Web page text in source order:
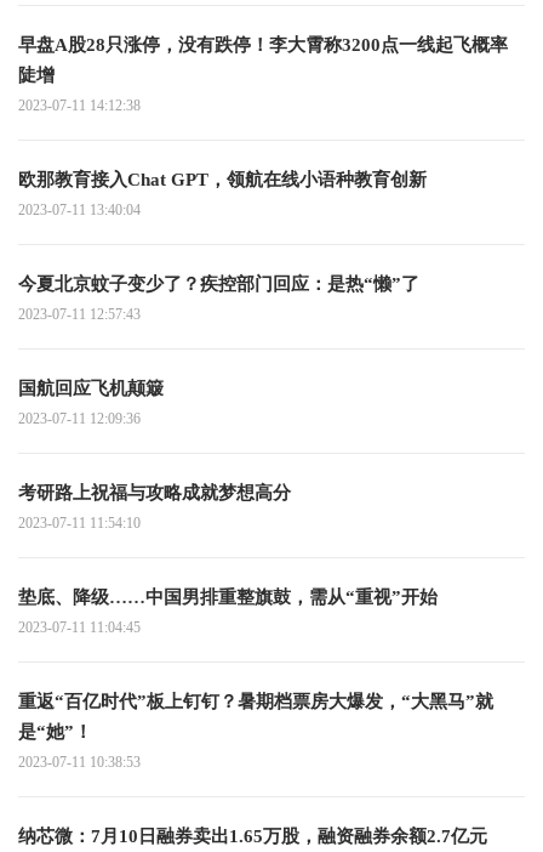
早盘A股28只涨停，没有跌停！李大霄称3200点一线起飞概率
陡增
2023-07-11 14:12:38
欧那教育接入Chat GPT，领航在线小语种教育创新
2023-07-11 13:40:04
今夏北京蚊子变少了？疾控部门回应：是热“懒”了
2023-07-11 12:57:43
国航回应飞机颠簸
2023-07-11 12:09:36
考研路上祝福与攻略成就梦想高分
2023-07-11 11:54:10
垫底、降级……中国男排重整旗鼓，需从“重视”开始
2023-07-11 11:04:45
重返“百亿时代”板上钉钉？暑期档票房大爆发，“大黑马”就
是“她”！
2023-07-11 10:38:53
纳芯微：7月10日融券卖出1.65万股，融资融券余额2.7亿元